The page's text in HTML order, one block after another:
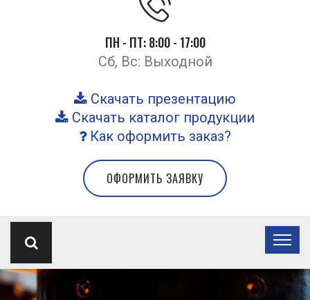
ПН - ПТ: 8:00 - 17:00
Сб, Вс: Выходной
Скачать презентацию
Скачать каталог продукции
Как оформить заказ?
ОФОРМИТЬ ЗАЯВКУ